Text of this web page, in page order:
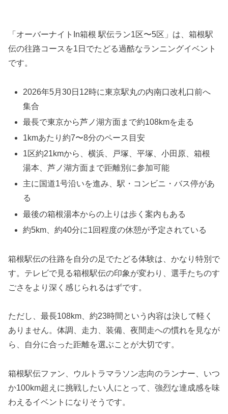
「オーバーナイトIn箱根 駅伝ラン1区〜5区」は、箱根駅
伝の往路コースを1日でたどる過酷なランニングイベント
です。
2026年5月30日12時に東京駅丸の内南口改札口前へ
集合
最長で東京から芦ノ湖方面まで約108kmを走る
1kmあたり約7〜8分のペース目安
1区約21kmから、横浜、戸塚、平塚、小田原、箱根
湯本、芦ノ湖方面まで距離別に参加可能
主に国道1号沿いを進み、駅・コンビニ・バス停があ
る
最後の箱根湯本からの上りは歩く案内もある
約5km、約40分に1回程度の休憩が予定されている
箱根駅伝の往路を自分の足でたどる体験は、かなり特別で
す。テレビで見る箱根駅伝の印象が変わり、選手たちのす
ごさをより深く感じられるはずです。
ただし、最長108km、約23時間という内容は決して軽く
ありません。体調、走力、装備、夜間走への慣れを見なが
ら、自分に合った距離を選ぶことが大切です。
箱根駅伝ファン、ウルトラマラソン志向のランナー、いつ
か100km超えに挑戦したい人にとって、強烈な達成感を味
わえるイベントになりそうです。